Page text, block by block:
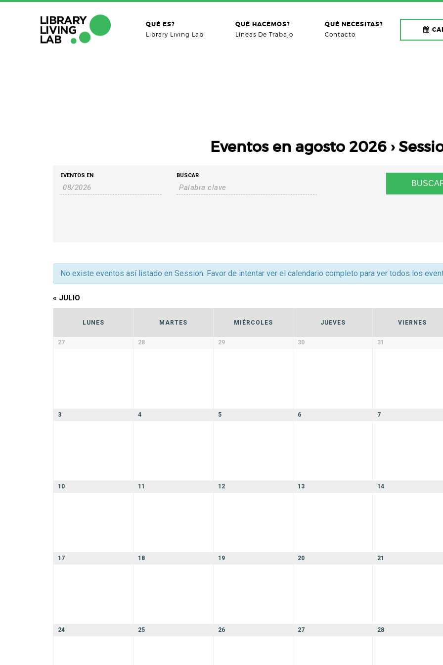
QUÉ ES?
Library Living Lab
QUÉ HACEMOS?
Líneas De Trabajo
QUÉ NECESITAS?
Contacto
Eventos en agosto 2026›
Navegación
de
vistas
de
Eventos
Búsqueda
Eventos
EVENTOS EN BUSCAR
No existe eventos así listado en Session. Favor de intentar ver el calendario completo para ver todos los
« JULIO
Calendario
de
Calendario
LUNES MARTES MIÉRCOLES JUEVES VIERNES
27 28 29 30 31
3 4 5 6 7
10 11 12 13 14
17 18 19 20 21
24 25 26 27 28